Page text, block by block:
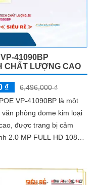
41090BP
CHẤT LƯỢNG CAO
₫
6,496,000 ₫
VP-41090BP là một
văn phòng dome kim loại
được trang bị cảm
2.0 MP FULL HD 1080P,